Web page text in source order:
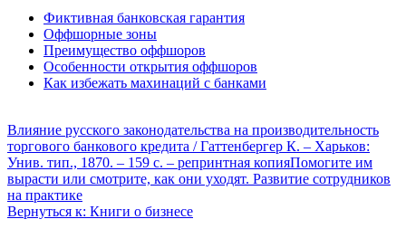
Фиктивная банковская гарантия
Оффшорные зоны
Преимущество оффшоров
Особенности открытия оффшоров
Как избежать махинаций с банками
Влияние русского законодательства на производительность
торгового банкового кредита / Гаттенбергер К. – Харьков:
Унив. тип., 1870. – 159 с. – репринтная копияПомогите им
вырасти или смотрите, как они уходят. Развитие сотрудников
на практике
Вернуться к: Книги о бизнесе